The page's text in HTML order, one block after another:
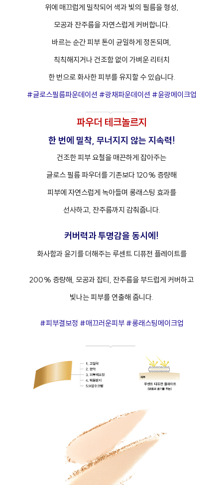
위에 매끄럽게 밀착되어 색과 빛의 필름을 형성,
모공과 잔주름을 자연스럽게 커버합니다.
바르는 순간 피부 톤이 균일하게 정돈되며,
칙칙해지거나 건조함 없이 가벼운 리터치
한 번으로 화사한 피부를 유지할 수 있습니다.
#글로스필름파운데이션 #광채파운데이션 #윤광메이크업
파우더 테크놀르지
한 번에 밀착, 무너지지 않는 지속력!
건조한 피부 요철을 매끈하게 잡아주는
글로스 필름 파우더를 기존보다 120% 증량해
피부에 자연스럽게 녹아들며 롱래스팅 효과를
선사하고, 잔주름까지 감춰줍니다.
커버력과 투명감을 동시에!
화사함과 윤기를 더해주는 루센트 디퓨전 플레이트를
200% 증량해, 모공과 잡티, 잔주름을 부드럽게 커버하고
빛나는 피부를 연출해 줍니다.
#피부결보정 #매끄러운피부 #롱래스팅메이크업